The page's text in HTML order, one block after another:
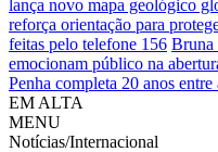
lança novo mapa geológico
reforça orientação para
feitas pelo telefone 156 Bruna
emocionam público na
Penha completa 20 anos entre
EM ALTA
MENU
Notícias/Internacional